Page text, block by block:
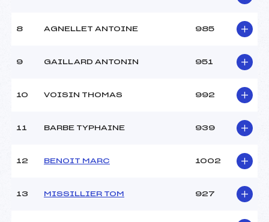
8 AGNELLET ANTOINE 985
9 GAILLARD ANTONIN 951
10 VOISIN THOMAS 992
11 BARBE TYPHAINE 939
12 BENOIT MARC 1002
13 MISSILLIER TOM 927